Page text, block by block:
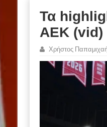
Τα
ΑΕΚ (vid)
Χρήστος